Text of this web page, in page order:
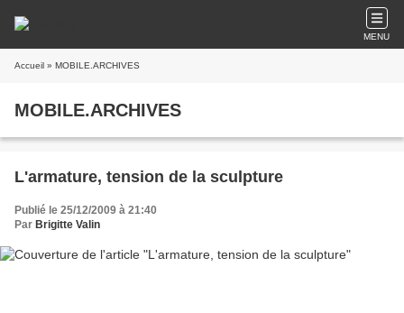
MENU
Accueil » MOBILE.ARCHIVES
MOBILE.ARCHIVES
L'armature, tension de la sculpture
Publié le 25/12/2009 à 21:40
Par Brigitte Valin